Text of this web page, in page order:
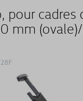
pour cadres
mm